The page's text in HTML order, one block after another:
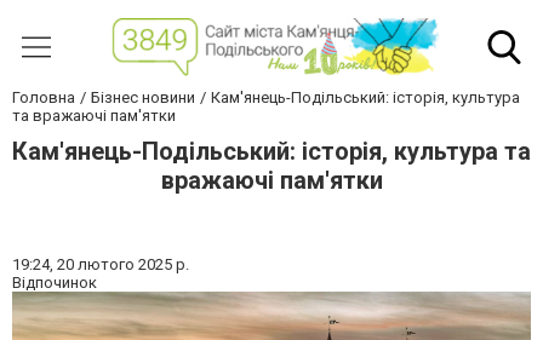
Головна Бізнес новини
Кам'янець-Подільський: історія, культура
та вражаючі пам'ятки
Кам'янець-Подільський: історія, культура та
вражаючі пам'ятки
19:24, 20 лютого 2025 р.
Відпочинок